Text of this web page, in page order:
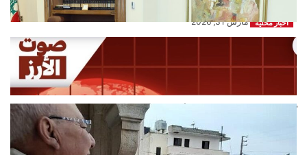
الراهنة...
اخبار محلية مارس 31, 2026
سقوط صاروخ على سيارة متوقفة في
كاهن رميش: باقون في أرضنا مهما كلف
مارس 31, 2026